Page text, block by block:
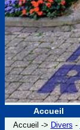
Accueil
Accueil -> Divers -